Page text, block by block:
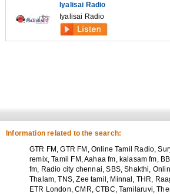
Iyalisai Radio
Iyalisai Radio
Information related to the search:
GTR FM, GTR FM, Online Tamil Radio,
remix, Tamil FM, Aahaa fm, kalasam fm,
fm, Radio city chennai, SBS, Shakthi,
Thalam, TNS, Zee tamil, Minnal, THR,
ETR London, CMR, CTBC, Tamilaruvi,